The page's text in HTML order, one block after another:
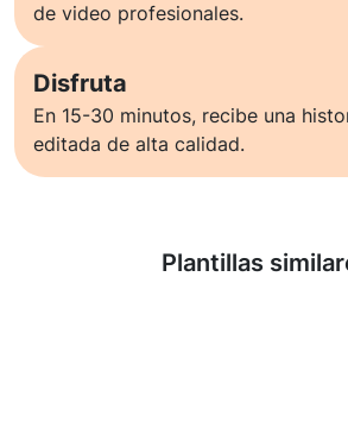
de video profesionales.
Disfruta
En 15-30 minutos, recibe una
editada de alta calidad.
PlantillasSaber más